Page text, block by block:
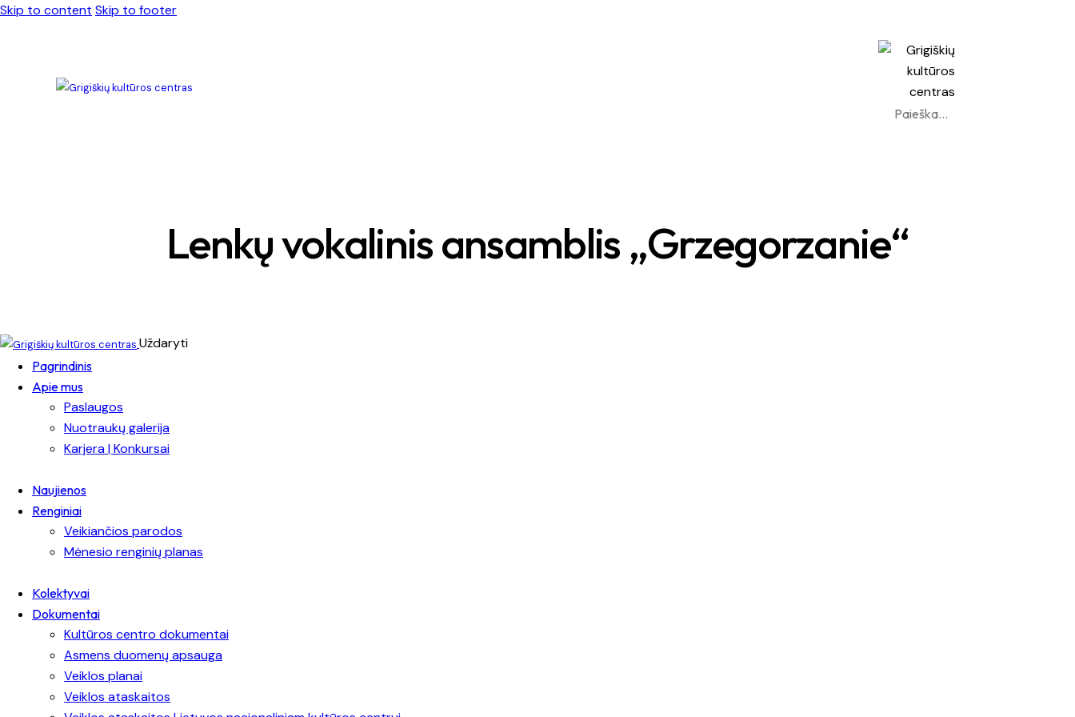
Skip to content Skip to footer
Lenkų vokalinis ansamblis „Grzegorzanie“
Uždaryti
Pagrindinis
Apie mus
Paslaugos
Nuotraukų galerija
Karjera | Konkursai
Naujienos
Renginiai
Veikiančios parodos
Mėnesio renginių planas
Kolektyvai
Dokumentai
Kultūros centro dokumentai
Asmens duomenų apsauga
Veiklos planai
Veiklos ataskaitos